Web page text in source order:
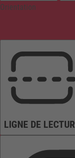
Orientation
LIGNE DE